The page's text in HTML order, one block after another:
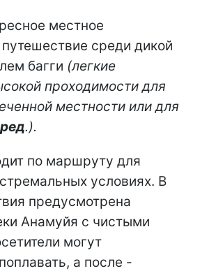
местное
среди дикой
багги (легкие
проходимости для
местности или для
ред.).
по маршруту для
условиях. В
предусмотрена
Анамуйя с чистыми
могут
а после -